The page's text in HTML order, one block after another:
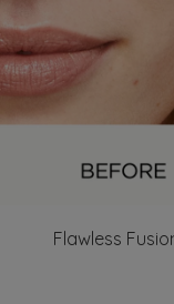
Flawless